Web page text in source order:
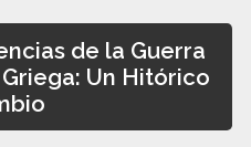
de la Guerra
Un Hitórico